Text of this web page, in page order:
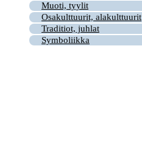
Muoti, tyylit
Osakulttuurit, alakulttuurit
Traditiot, juhlat
Symboliikka